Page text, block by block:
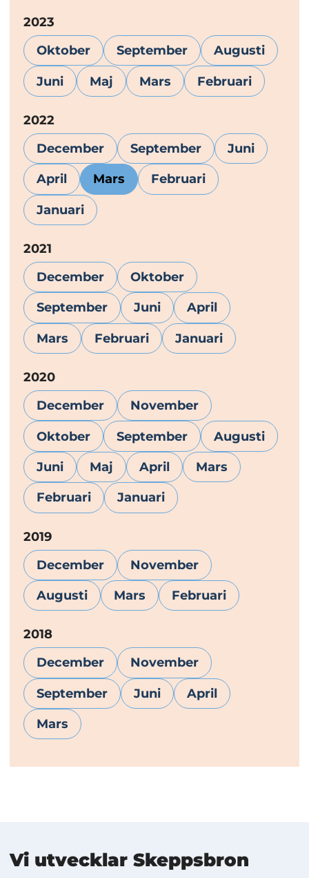
År:
2023
Oktober
September Augusti
Juni Maj Mars Februari
År:
2022
December
September Juni
April Mars Februari
Januari
År:
2021
December
Oktober
September Juni April
Mars Februari Januari
År:
2020
December
November
Oktober September Augusti
Juni Maj April Mars
Februari Januari
År:
2019
December
November
Augusti Mars Februari
År:
2018
December
November
September Juni April
Mars
Mer information
Vi utvecklar Skeppsbron